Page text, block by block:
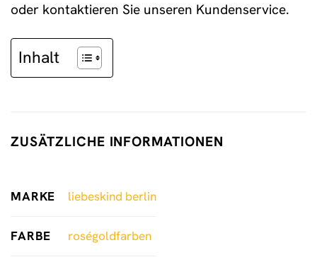
oder kontaktieren Sie unseren Kundenservice.
Inhalt
ZUSÄTZLICHE INFORMATIONEN
MARKE liebeskind berlin
FARBE roségoldfarben